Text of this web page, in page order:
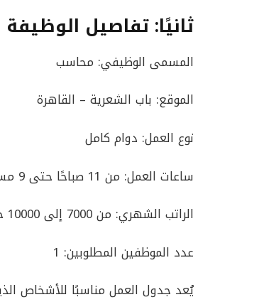
ثانيًا: تفاصيل الوظيفة
المسمى الوظيفي: محاسب
الموقع: باب الشعرية – القاهرة
نوع العمل: دوام كامل
ساعات العمل: من 11 صباحًا حتى 9 مساءً
الراتب الشهري: من 7000 إلى 10000 جنيه
عدد الموظفين المطلوبين: 1
يُعد جدول العمل مناسبًا للأشخاص